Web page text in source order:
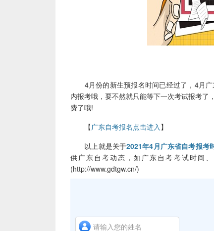
4月份的新生预报名时间已经过了，4月广
内报考哦，要不然就只能等下一次考试报考
费了哦!
【广东自考报名点击进入 】
以上就是关于2021年4月广东省自考报考
供广东自考动态，如广东自考考试时间
(http://www.gdtgw.cn/)